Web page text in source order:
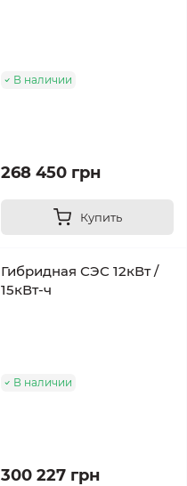
В наличии
268 450 грн
Купить
Гибридная СЭС 12кВт /
15кВт-ч
В наличии
300 227 грн